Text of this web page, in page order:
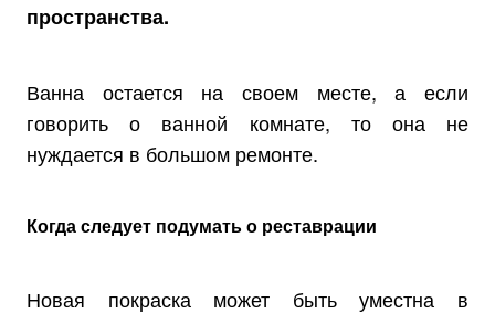
пространства.
Ванна остается на своем месте, а если
говорить о ванной комнате, то она не
нуждается в большом ремонте.
Когда следует подумать о реставрации
Новая покраска может быть уместна в